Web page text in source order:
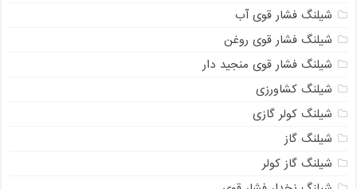
شیلنگ فشار قوی آب
شیلنگ فشار قوی روغن
شیلنگ فشار قوی منجید دار
شیلنگ کشاورزی
شیلنگ کولر گازی
شیلنگ گاز
شیلنگ گاز کولر